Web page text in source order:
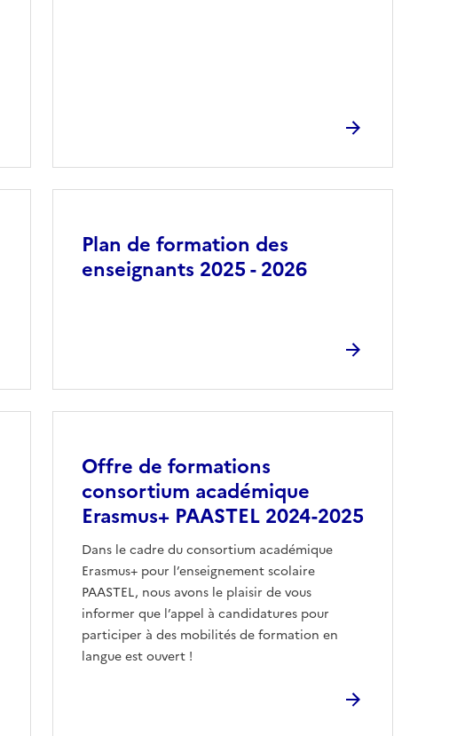
Plan de formation des
enseignants 2025 - 2026
Offre de formations
consortium académique
Erasmus+ PAASTEL 2024-2025
Dans le cadre du consortium académique
Erasmus+ pour l’enseignement scolaire
PAASTEL, nous avons le plaisir de vous
informer que l’appel à candidatures pour
participer à des mobilités de formation en
langue est ouvert !